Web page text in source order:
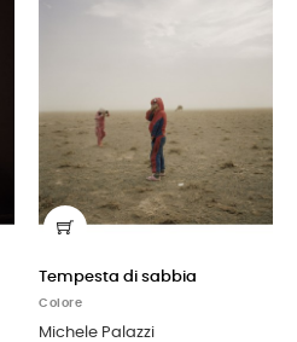
Tempesta di sabbia
Colore
Michele Palazzi